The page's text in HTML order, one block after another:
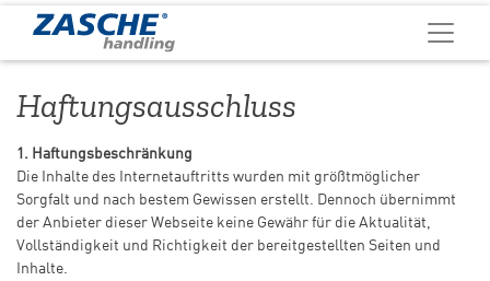
Haftungsausschluss
1. Haftungsbeschränkung
Die Inhalte des Internetauftritts wurden mit größtmöglicher
Sorgfalt und nach bestem Gewissen erstellt. Dennoch übernimmt
der Anbieter dieser Webseite keine Gewähr für die Aktualität,
Vollständigkeit und Richtigkeit der bereitgestellten Seiten und
Inhalte.